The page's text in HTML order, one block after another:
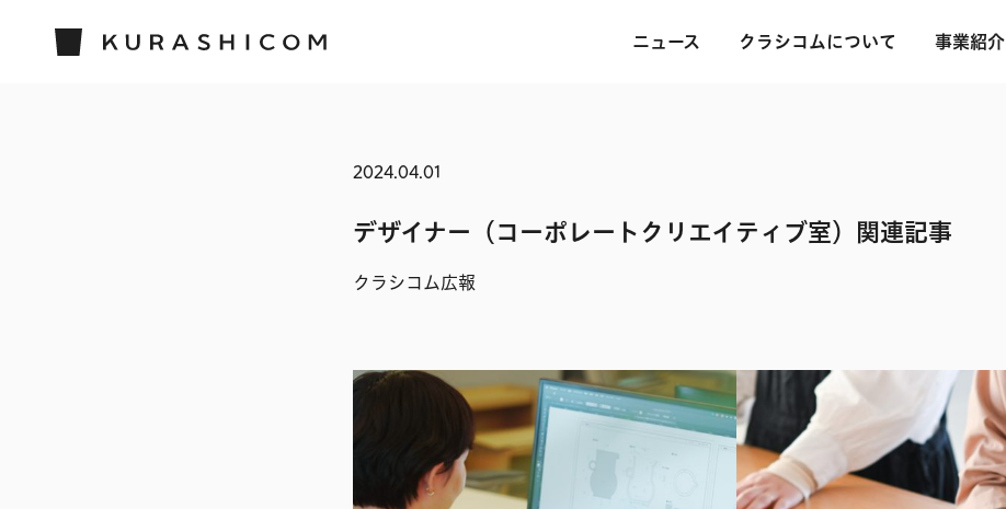
ニュース クラシコムについて 事業紹介
2024.04.01
デザイナー（コーポレートクリエイティブ室）関連記事
クラシコム広報